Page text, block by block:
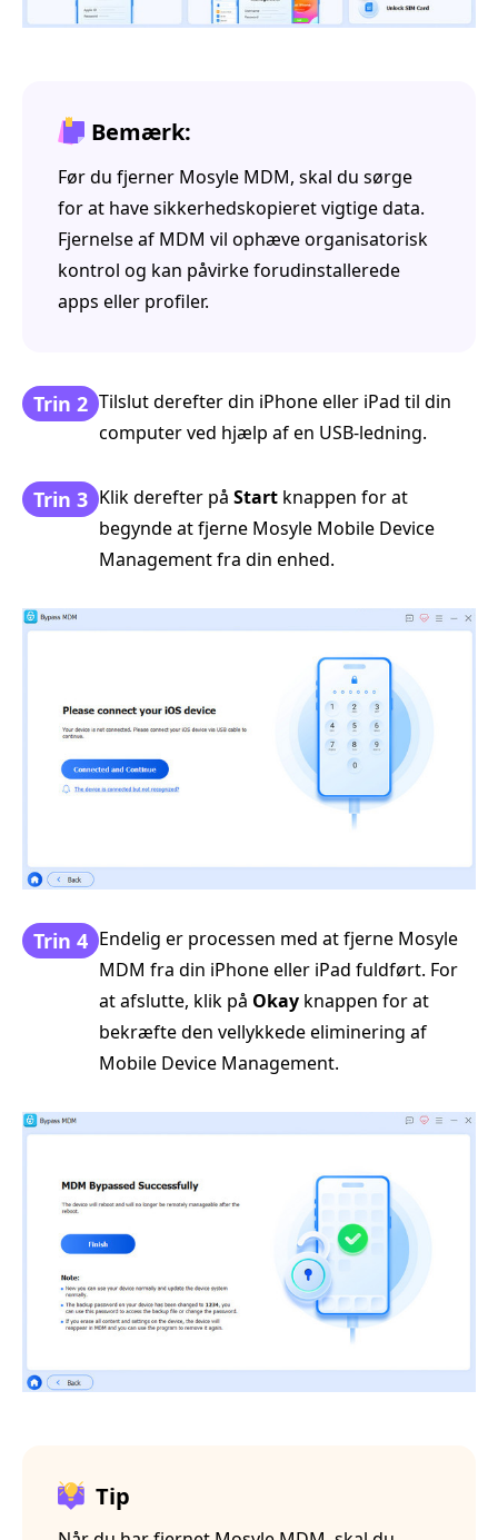
Bemærk:
Før du fjerner Mosyle MDM, skal du sørge
for at have sikkerhedskopieret vigtige data.
Fjernelse af MDM vil ophæve organisatorisk
kontrol og kan påvirke forudinstallerede
apps eller profiler.
Trin 2 Tilslut derefter din iPhone eller iPad til din
computer ved hjælp af en USB-ledning.
Trin 3 Klik derefter på Start knappen for at
begynde at fjerne Mosyle Mobile Device
Management fra din enhed.
Trin 4 Endelig er processen med at fjerne Mosyle
MDM fra din iPhone eller iPad fuldført. For
at afslutte, klik på Okay knappen for at
bekræfte den vellykkede eliminering af
Mobile Device Management.
Tip